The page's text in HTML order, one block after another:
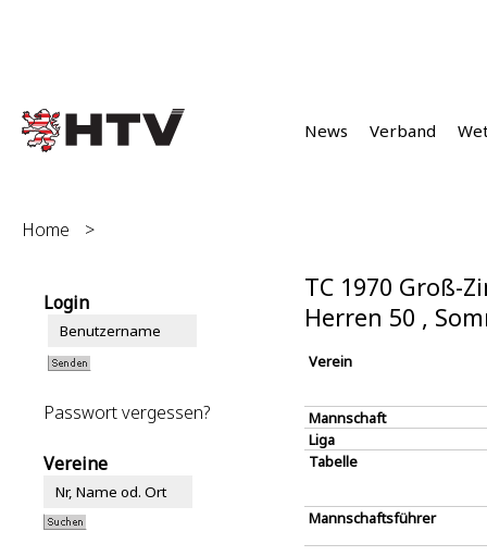
News Verband
Home >
Login
Passwort vergessen?
Vereine
TC 1970 Groß-
Herren 50 ,
Verein
Mannschaft
Liga
Tabelle
Mannschaftsführer